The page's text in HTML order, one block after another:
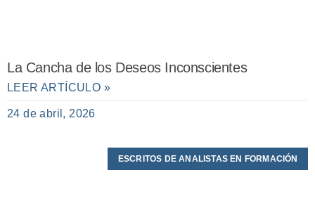
La Cancha de los Deseos Inconscientes
LEER ARTÍCULO »
24 de abril, 2026
ESCRITOS DE ANALISTAS EN FORMACIÓN